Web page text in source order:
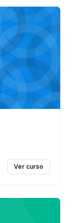
Ver curso